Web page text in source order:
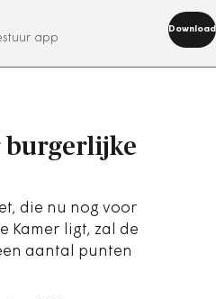
app
Download
nu
burgerlijke
die nu nog voor
Kamer ligt, zal de
aantal punten